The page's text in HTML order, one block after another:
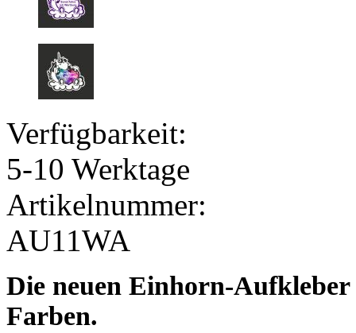
Verfügbarkeit:
5-10 Werktage
Artikelnummer:
AU11WA
Die neuen Einhorn-Aufkleber
Farben.